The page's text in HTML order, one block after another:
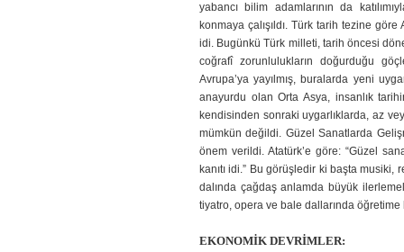
yabancı bilim adamlarının da
konmaya çalışıldı. Türk tarih tezine
idi. Bugünkü Türk milleti, tarih öncesi
coğrafî zorunlulukların doğurduğu
Avrupa’ya yayılmış, buralar­da yeni
anayur­du olan Orta Asya, insanlık
kendisinden sonraki uygarlıklarda, az
mümkün değildi. Güzel Sanatlarda
önem verildi. Atatürk’e göre: “Güzel
kanıtı idi.” Bu görüşledir ki başta
dalında çağdaş an­lamda büyük
tiyatro, opera ve bale dallarında öğretime
EKONOMİK DEVRİMLER: